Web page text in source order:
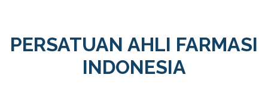
PERSATUAN AHLI FARMASI
INDONESIA